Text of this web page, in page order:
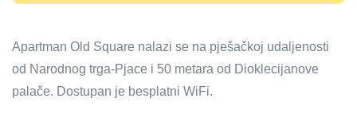
Apartman Old Square nalazi se na pješačkoj udaljenosti
od Narodnog trga-Pjace i 50 metara od Dioklecijanove
palače. Dostupan je besplatni WiFi.